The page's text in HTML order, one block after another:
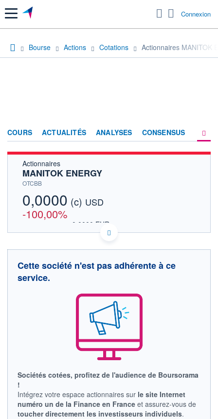
Menu Connexion
Bourse Actions Cotations Actionnaires MANITOK
COURS ACTUALITÉS ANALYSES CONSENSUS
Actionnaires
MANITOK ENERGY
OTCBB
0,0000 (c) USD
-100,00%
0,0000 EUR
DONNÉES TEMPS DIFFÉRÉ
Cotation sur les autres places
0,0030
+ BAS
0,0000
CAPITAL ÉCHANGÉ
0,00%
0,0000 0,0000
RENDEMENT
ESTIMÉ 2026
-
PER ESTIMÉ
2026
-
Cette société n'est pas adhérente à ce
service.
Sociétés cotées, profitez de l'audience de Boursorama
!
Intégrez votre espace actionnaires sur le site Internet
numéro un de la Finance en France et assurez-vous de
toucher directement les investisseurs individuels.